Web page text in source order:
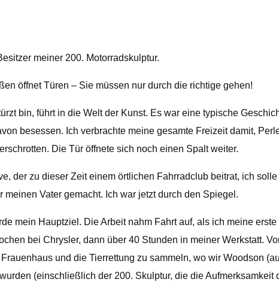
meiner 200. Motorradskulptur.
öffnet Türen – Sie müssen nur durch die richtige gehen!
bin, führt in die Welt der Kunst. Es war eine typische
besessen. Ich verbrachte meine gesamte Freizeit damit,
Die Tür öffnete sich noch einen Spalt weiter.
der zu dieser Zeit einem örtlichen Fahrradclub beitrat, ich
Vater gemacht. Ich war jetzt durch den Spiegel.
mein Hauptziel. Die Arbeit nahm Fahrt auf, als ich meine
bei Chrysler, dann über 40 Stunden in meiner Werkstatt.
und die Tierrettung zu sammeln, wo wir Woodson
(einschließlich der 200. Skulptur, die die